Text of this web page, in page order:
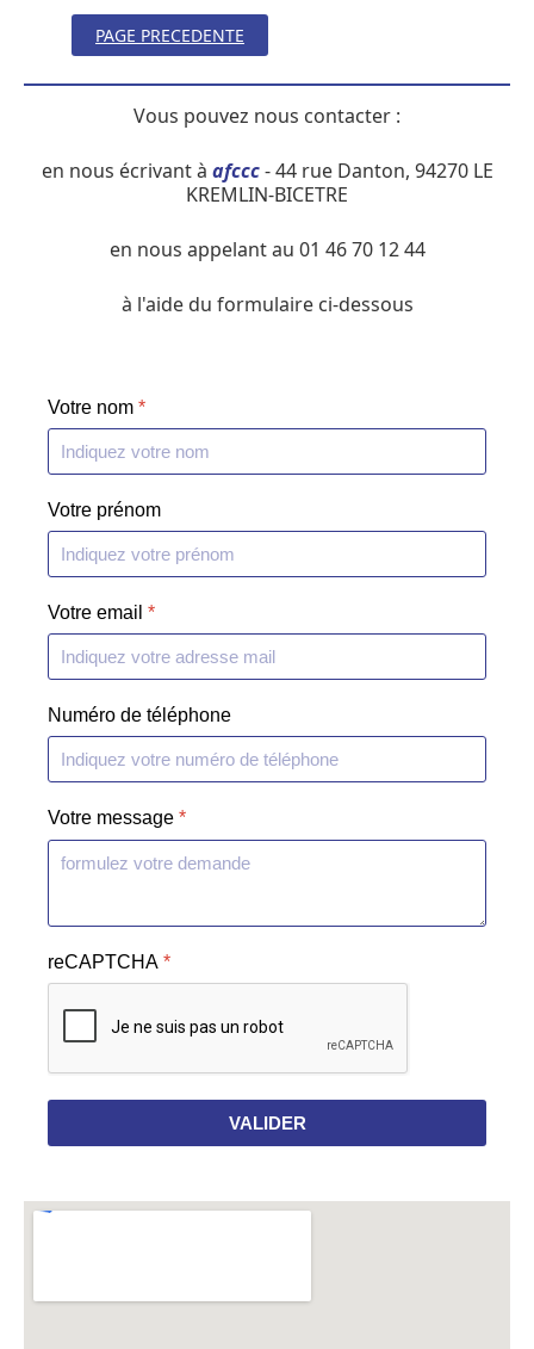
PAGE PRECEDENTE
Vous pouvez nous contacter :
en nous écrivant à afccc- 44 rue Danton, 94270 LE
KREMLIN-BICETRE
en nous appelant au 01 46 70 12 44
à l'aide du formulaire ci-dessous
Votre nom *
Votre prénom
Votre email *
Numéro de téléphone
Votre message *
reCAPTCHA *
VALIDER